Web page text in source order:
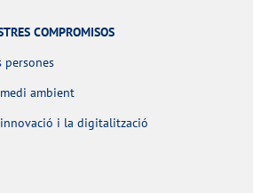
COMPROMISOS
persones
ambient
i la digitalització